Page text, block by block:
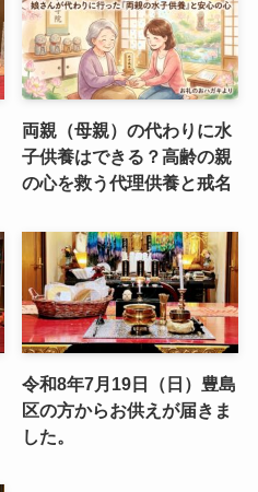
両親（母親）の代わりに水
子供養はできる？高齢の親
の心を救う代理供養と戒名
令和8年7月19日（日）豊島
区の方からお供えが届きま
した。